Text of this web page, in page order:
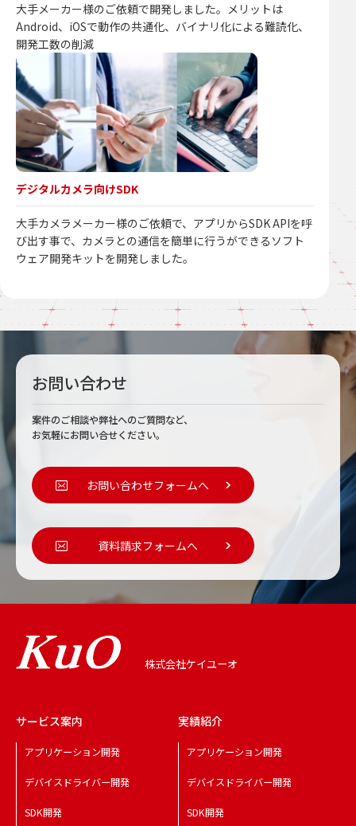
大手メーカー様のご依頼で開発しました。メリットは
Android、iOSで動作の共通化、バイナリ化による難読化、
開発工数の削減
デジタルカメラ向けSDK
大手カメラメーカー様のご依頼で、アプリからSDK APIを呼
び出す事で、カメラとの通信を簡単に行うができるソフト
ウェア開発キットを開発しました。
お問い合わせ
案件のご相談や弊社へのご質問など、
お気軽にお問い合せください。
お問い合わせフォームへ
資料請求フォームへ
株式会社ケイユーオ
サービス案内
アプリケーション開発
デバイスドライバー開発
SDK開発
実績紹介
アプリケーション開発
デバイスドライバー開発
SDK開発